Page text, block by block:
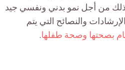
من أجل نمو بدني ونفسي جيد
والنصائح التي يتم
بصحتها وصحة طفلها.